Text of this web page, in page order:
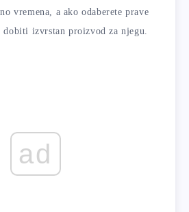
vremena, a ako odaberete prave
dobiti izvrstan proizvod za njegu.
ad